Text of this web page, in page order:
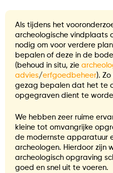
Als tijdens het
archeologische vindplaats
nodig om voor verdere
bepalen of deze in de
(behoud in situ, zie
advies/erfgoedbeheer).
gezag bepalen dat het te
opgegraven dient te
We hebben zeer ruime
kleine tot omvangrijke
de modernste apparatuur
archeologen. Hierdoor zijn
archeologisch opgraving
goed en snel uit te voeren.